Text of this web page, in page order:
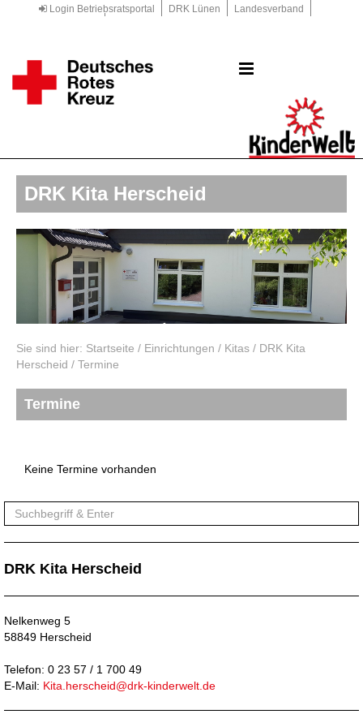
Login Betriebsratsportal DRK Lünen
Landesverband
DRK Kita Herscheid
Sie sind hier: Startseite / Einrichtungen / Kitas / DRK Kita
Herscheid / Termine
Termine
Keine Termine vorhanden
DRK Kita Herscheid
Nelkenweg 5
58849 Herscheid
Telefon: 0 23 57 / 1 700 49
E-Mail: Kita.herscheid@drk-kinderwelt.de